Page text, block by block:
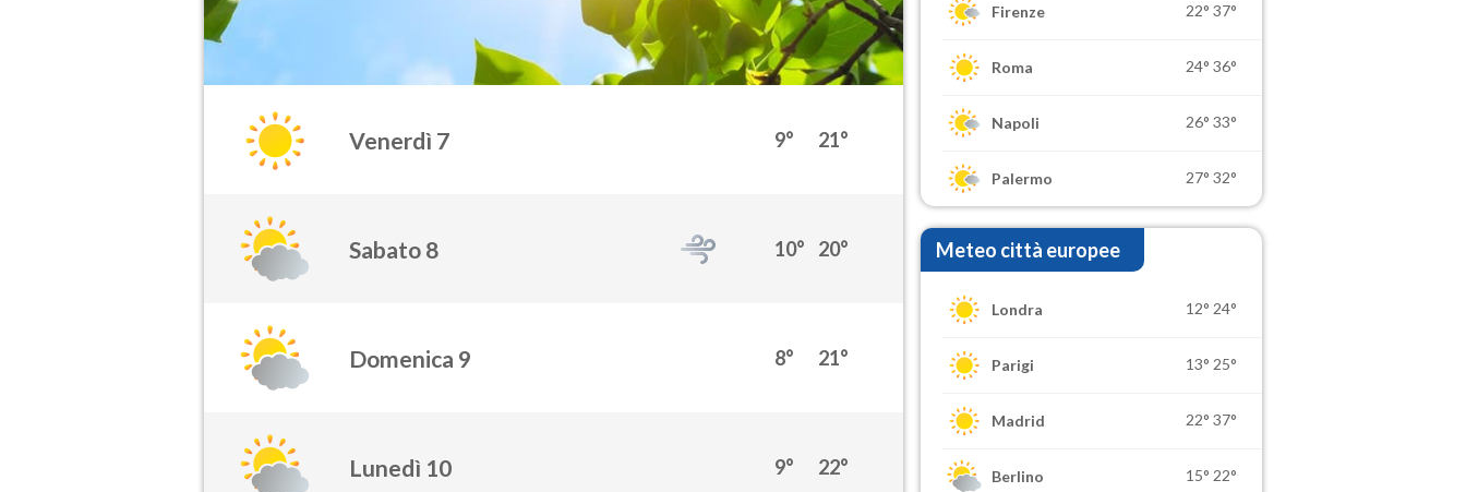
Venerdì 7 9° 21°
Sabato 8 10° 20°
Domenica 9 8° 21°
Lunedì 10 9° 22°
Firenze 22° 37°
Roma 24° 36°
Napoli 26° 33°
Palermo 27° 32°
Meteo città europee
Londra 12° 24°
Parigi 13° 25°
Madrid 22° 37°
Berlino 15° 22°